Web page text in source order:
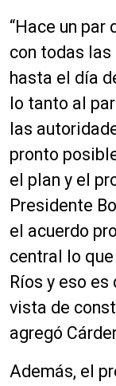
“Hace un par
con todas
hasta el día
lo tanto al
las
pronto
el plan y el
Presidente
el acuerdo
central lo
Ríos y eso
vista de
agregó
Además, el